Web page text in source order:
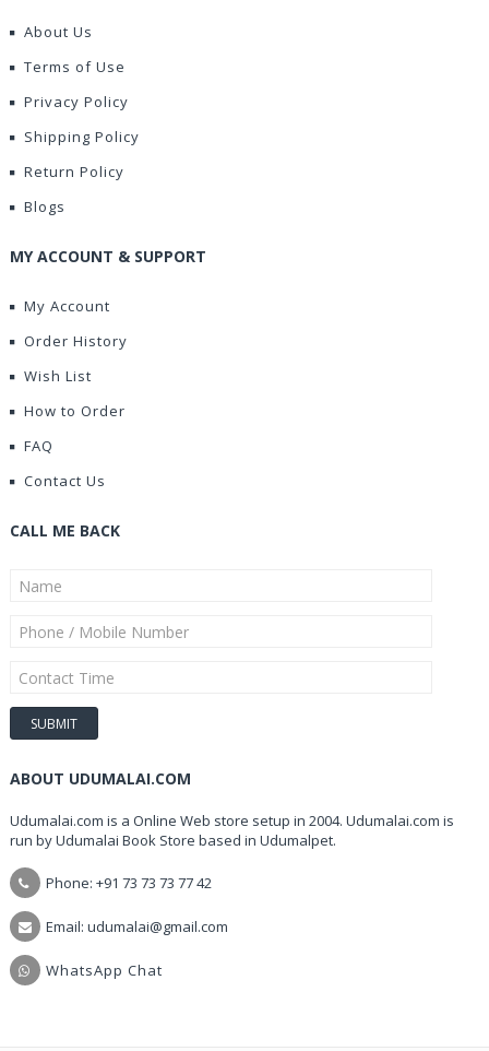
About Us
Terms of Use
Privacy Policy
Shipping Policy
Return Policy
Blogs
MY ACCOUNT & SUPPORT
My Account
Order History
Wish List
How to Order
FAQ
Contact Us
CALL ME BACK
ABOUT UDUMALAI.COM
Udumalai.com is a Online Web store setup in 2004. Udumalai.com is
run by Udumalai Book Store based in Udumalpet.
Phone: +91 73 73 73 77 42
Email: udumalai@gmail.com
WhatsApp Chat